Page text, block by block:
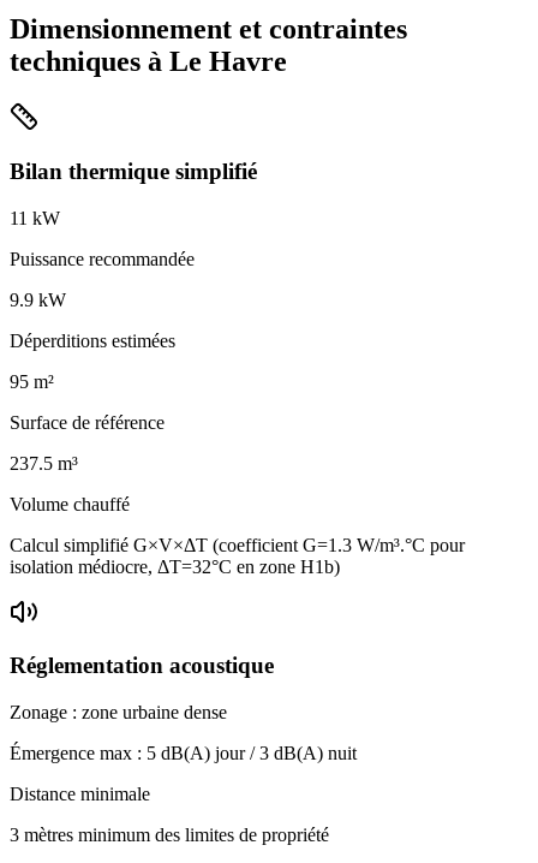
Dimensionnement et contraintes
techniques à Le Havre
Bilan thermique simplifié
11 kW
Puissance recommandée
9.9 kW
Déperditions estimées
95 m²
Surface de référence
237.5 m³
Volume chauffé
Calcul simplifié G×V×ΔT (coefficient G=1.3 W/m³.°C pour
isolation médiocre, ΔT=32°C en zone H1b)
Réglementation acoustique
Zonage : zone urbaine dense
Émergence max : 5 dB(A) jour /3 dB(A) nuit
Distance minimale
3 mètres minimum des limites de propriété